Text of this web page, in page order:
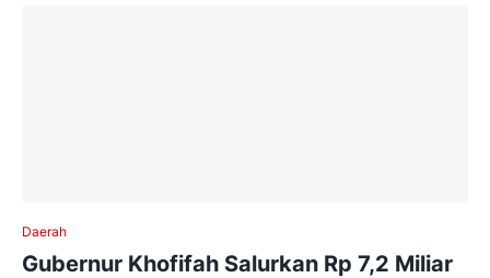
Daerah
Gubernur Khofifah Salurkan Rp 7,2 Miliar